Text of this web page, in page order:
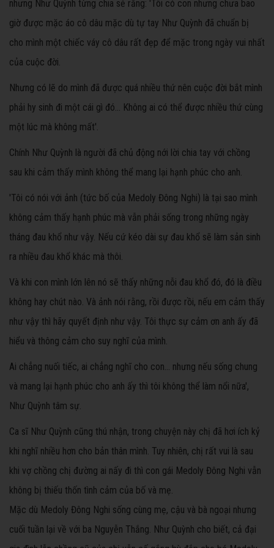
nhưng Như Quỳnh từng chia sẻ rằng: 'Tôi có con nhưng chưa bao
giờ được mặc áo cô dâu mặc dù tự tay Như Quỳnh đã chuẩn bị
cho mình một chiếc váy cô dâu rất đẹp để mặc trong ngày vui nhất
của cuộc đời.
Nhưng có lẽ do mình đã được quá nhiều thứ nên cuộc đời bắt mình
phải hy sinh đi một cái gì đó… Không ai có thể được nhiều thứ cùng
một lúc mà không mất'.
Chính Như Quỳnh là người đã chủ động nới lời chia tay với chồng
sau khi cảm thấy mình không thể mang lại hạnh phúc cho anh.
'Tôi có nói với ảnh (tức bố của Medoly Đông Nghi) là tại sao mình
không cảm thấy hạnh phúc mà vẫn phải sống trong những ngày
tháng đau khổ như vậy. Nếu cứ kéo dài sự đau khổ sẽ làm sản sinh
ra nhiều đau khổ khác mà thôi.
Và khi con mình lớn lên nó sẽ thấy những nỗi đau khổ đó, đó là điều
không hay chút nào. Và ảnh nói rằng, rồi được rồi, nếu em cảm thấy
như vậy thì hãy quyết định như vậy. Tôi thực sự cảm ơn anh ấy đã
hiểu và thông cảm cho suy nghĩ của mình.
Ai chẳng nuối tiếc, ai chẳng nghĩ cho con… nhưng nếu sống chung
và mang lại hạnh phúc cho anh ấy thì tôi không thể làm nổi nữa',
Như Quỳnh tâm sự.
Ca sĩ Như Quỳnh cũng thú nhận, trong chuyện này chị đã hơi ích kỷ
khi nghĩ nhiều hơn cho bản thân mình. Tuy nhiên, chị rất vui là sau
khi vợ chồng chị đường ai nấy đi thì con gái Medoly Đông Nghi vẫn
không bị thiếu thốn tình cảm của bố và mẹ.
Mặc dù Medoly Đông Nghi sống cùng mẹ, cậu và bà ngoại nhưng
cuối tuần lại về với ba Nguyễn Thắng. Như Quỳnh cho biết, cả đại